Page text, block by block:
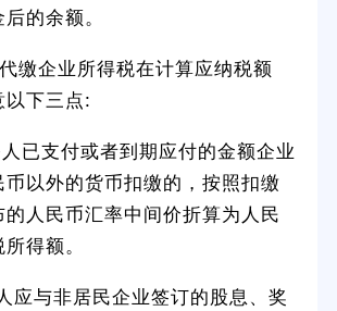
的余额。
缴企业所得税在计算应纳税额
以下三点:
已支付或者到期应付的金额企业
币以外的货币扣缴的，按照扣缴
的人民币汇率中间价折算为人民
得额。
应与非居民企业签订的股息、奖